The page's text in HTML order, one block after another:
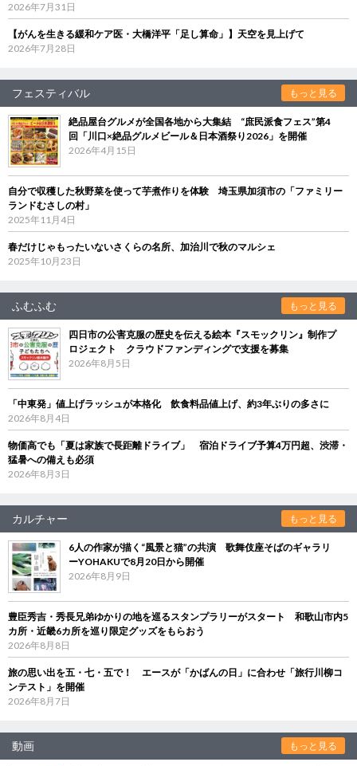
2026年7月31日
【がんを生きる緩和ケア医・大橋洋平「足し算命」】天空を見上げて
2026年7月28日
フェスティバル もっと見る
絶品屋台グルメが全国各地から大集結 “庶民派食フェス”第4
回「川口×絶品グルメビール＆日本酒祭り2026」を開催
2026年4月15日
自分で収穫した秋野菜を使って芋煮作りを体験 埼玉県加須市の「ファミリー
ランドむさしの村」
2025年11月4日
春だけじゃもったいないさくらの名所、加治川で秋のマルシェ
2025年10月23日
ふむふむ もっと見る
四日市の公害克服の歴史を伝える絵本『スモックリン』制作プ
ロジェクト クラウドファンディングで支援を募集
2026年8月5日
「中東発」値上げラッシュが本格化 飲食料品値上げ、約3年ぶりの多さに
2026年8月4日
物価高でも「夏は家族で長距離ドライブ」 宿泊ドライブ予算4万円超、渋滞・
猛暑への備えも必須
2026年8月3日
カルチャー もっと見る
6人の作家が描く“風景と猫”の共演 歌舞伎座そばのギャラリ
ーYOHAKUで8月20日から開催
2026年8月9日
豊臣秀吉・秀長兄弟ゆかりの地を巡るスタンプラリーがスタート 和歌山市内5
カ所・近畿6カ所を巡り限定グッズをもらおう
2026年8月8日
旅の思い出を五・七・五で！ エースが「かばんの日」に合わせ「旅行川柳コ
ンテスト」を開催
2026年8月7日
動画 もっと見る